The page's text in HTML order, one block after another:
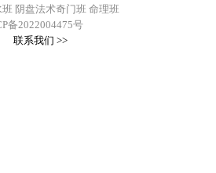
阴盘法术奇门班 命理班
备2022004475号
联系我们 >>